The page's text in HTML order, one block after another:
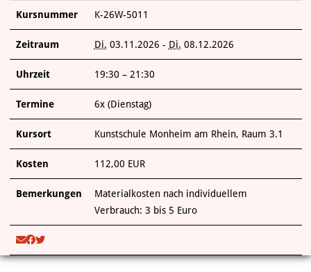
Kursnummer K-26W-5011
Zeitraum Di. 03.11.2026 - Di. 08.12.2026
Uhrzeit 19:30 – 21:30
Termine 6x (Dienstag)
Kursort Kunstschule Monheim am Rhein, Raum 3.1
Kosten 112,00 EUR
Bemerkungen
Materialkosten nach individuellem
Verbrauch: 3 bis 5 Euro